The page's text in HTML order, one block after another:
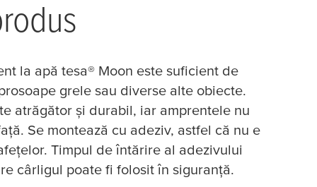
la apă tesa® Moon este suficient de
grele sau diverse alte obiecte.
atrăgător și durabil, iar amprentele nu
Se montează cu adeziv, astfel că nu e
Timpul de întărire al adezivului
cârligul poate fi folosit în siguranță.